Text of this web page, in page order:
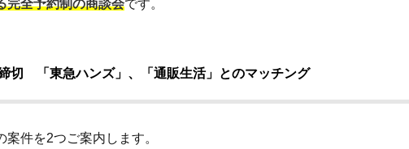
完全予約制の商談会です。
切 「東急ハンズ」、「通販生活」とのマッチング
案件を2つご案内します。